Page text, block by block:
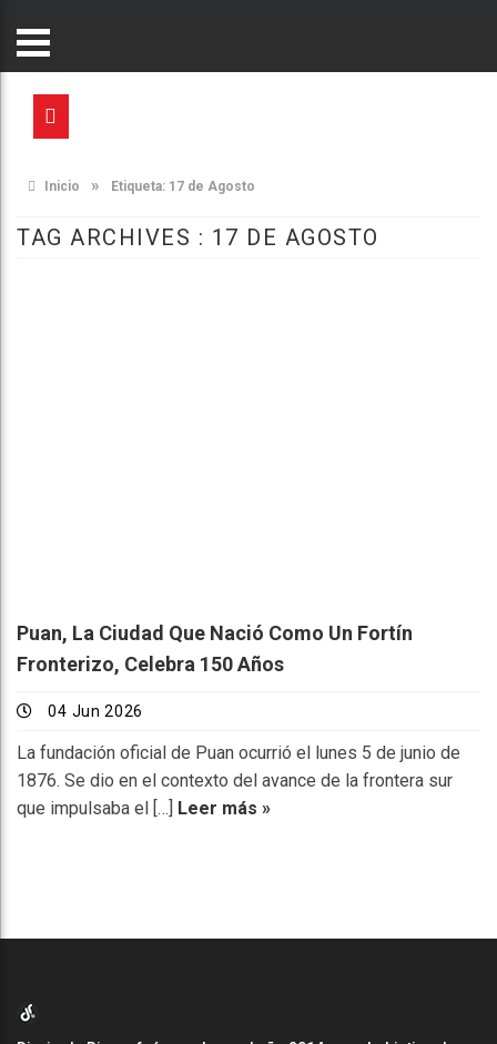
Inicio » Etiqueta: 17 de Agosto
TAG ARCHIVES : 17 DE AGOSTO
Puan, La Ciudad Que Nació Como Un Fortín
Fronterizo, Celebra 150 Años
04 Jun 2026
La fundación oficial de Puan ocurrió el lunes 5 de junio de
1876. Se dio en el contexto del avance de la frontera sur
que impulsaba el […] Leer más »